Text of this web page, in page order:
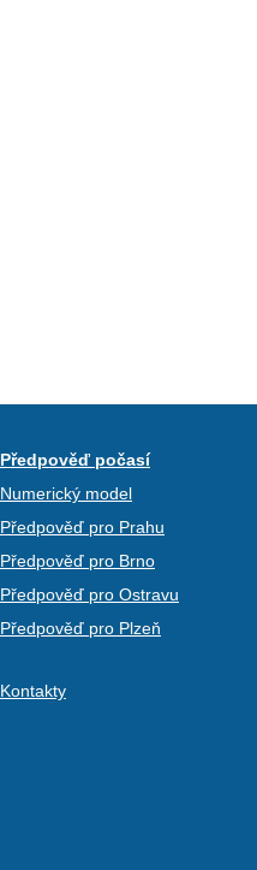
Předpověď počasí
Numerický model
Předpověď pro Prahu
Předpověď pro Brno
Předpověď pro Ostravu
Předpověď pro Plzeň
Kontakty